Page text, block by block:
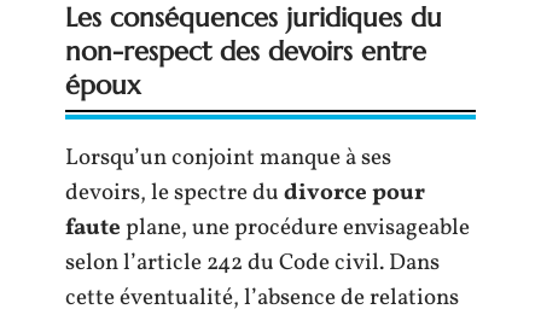
Les conséquences juridiques du
non-respect des devoirs entre
époux
Lorsqu’un conjoint manque à ses
devoirs, le spectre dudivorce pour
fauteplane, une procédure envisageable
selon l’article 242 du Code civil. Dans
cette éventualité, l’absence de relations